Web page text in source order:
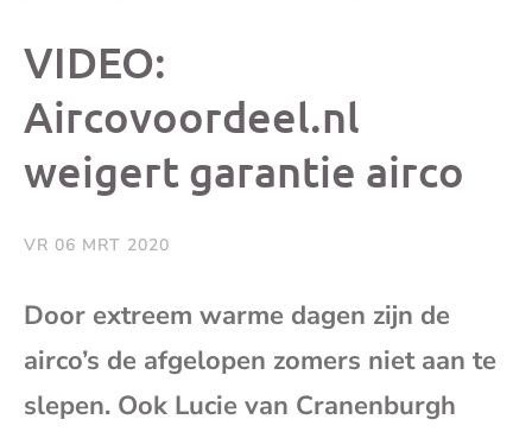
bericht
op op op
VIDEO:
Aircovoordeel.nl
weigert garantie airco
VR 06 MRT 2020
Door extreem warme dagen zijn de
airco’s de afgelopen zomers niet aan te
slepen. Ook Lucie van Cranenburgh